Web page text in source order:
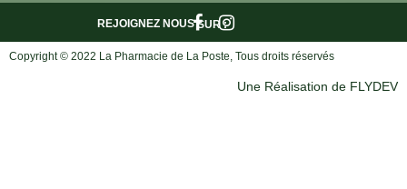
SUR :
REJOIGNEZ NOUS
Copyright © 2022 La Pharmacie de La Poste, Tous droits réservés
Une Réalisation de FLYDEV